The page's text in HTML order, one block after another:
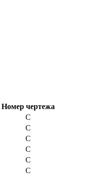
Номер чертежа
C
C
C
C
C
C